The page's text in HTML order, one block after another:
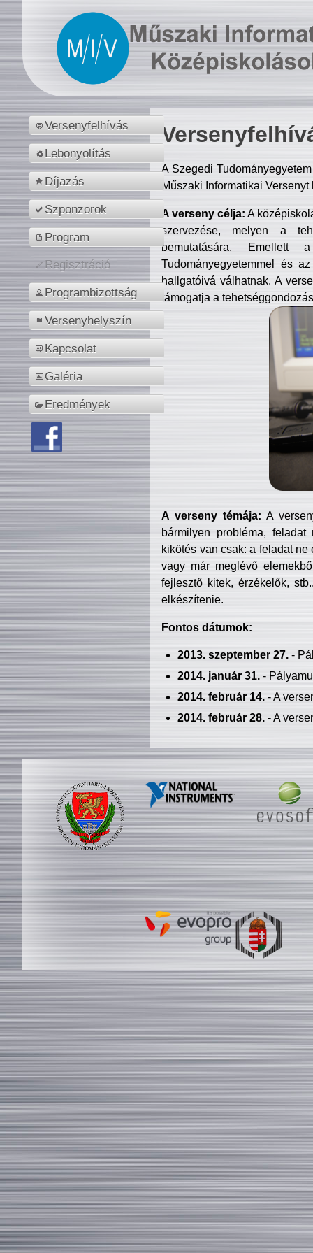
Versenyfelhívás
Lebonyolítás
Díjazás
Szponzorok
Program
Regisztráció
Programbizottság
Versenyhelyszín
Kapcsolat
Galéria
Eredmények
A Szegedi
Műszaki Informatikai
A verseny célja: A
szervezése, melyen a
bemutatására. Emellett
Tudományegyetemmel és
hallgatóivá válhatnak. A
támogatja a
A verseny témája: A
bármilyen probléma, feladat
kikötés van csak: a feladat
vagy már meglévő
fejlesztő kitek, érzékelők,
elkészítenie.
Fontos dátumok:
2013. szeptember 27.-
2014. január 31.-
2014. február 14.- A
2014. február 28.- A